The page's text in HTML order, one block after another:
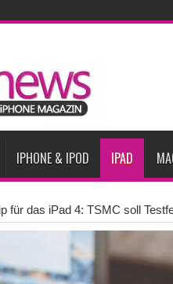
für iPhone-Modelle 2027
große Gesundheits-Gadget werden
sollen bereits im September
Smartphone-Umsatzes im 2.
bedeuten nicht zwingend sinkende
IPHONE & IPOD IPAD
für das iPad 4: TSMC soll